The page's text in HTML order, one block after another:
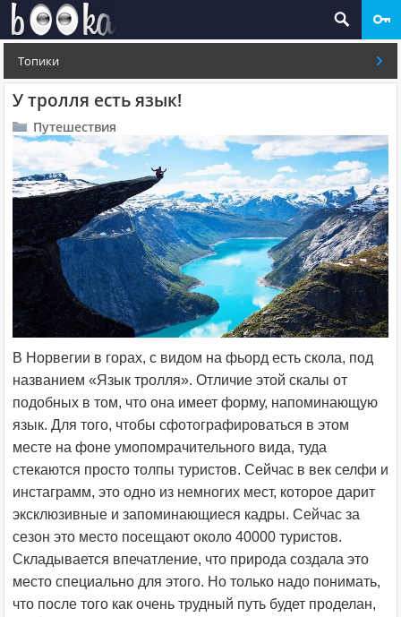
Топики
У тролля есть язык!
Путешествия
В Норвегии в горах, с видом на фьорд есть скола, под
названием «Язык тролля». Отличие этой скалы от
подобных в том, что она имеет форму, напоминающую
язык. Для того, чтобы сфотографироваться в этом
месте на фоне умопомрачительного вида, туда
стекаются просто толпы туристов. Сейчас в век селфи и
инстаграмм, это одно из немногих мест, которое дарит
эксклюзивные и запоминающиеся кадры. Сейчас за
сезон это место посещают около 40000 туристов.
Складывается впечатление, что природа создала это
место специально для этого. Но только надо понимать,
что после того как очень трудный путь будет проделан,